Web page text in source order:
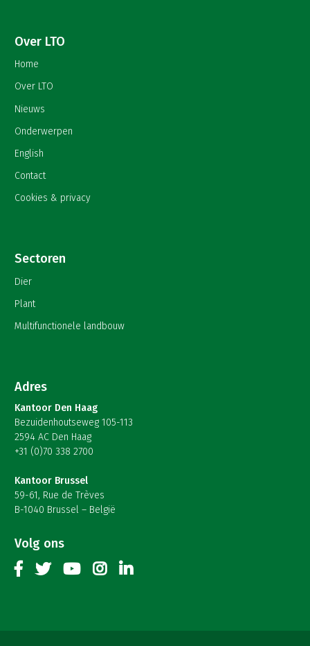
Over LTO
Home
Over LTO
Nieuws
Onderwerpen
English
Contact
Cookies & privacy
Sectoren
Dier
Plant
Multifunctionele landbouw
Adres
Kantoor Den Haag
Bezuidenhoutseweg 105-113
2594 AC Den Haag
+31 (0)70 338 2700
Kantoor Brussel
59-61, Rue de Trèves
B-1040 Brussel – België
Volg ons